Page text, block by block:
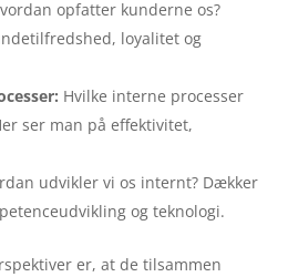
opfatter kunderne os?
loyalitet og
Hvilke interne processer
ser man på effektivitet,
udvikler vi os internt? Dækker
og teknologi.
er, at de tilsammen